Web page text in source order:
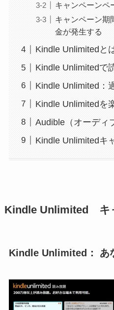
キャンペーンペ
キャンペーン期
金が発生する
Kindle Unlimitedと
Kindle Unlimitedで
Kindle Unlimited：
Kindle Unlimitedを
Audible（オーディ
Kindle Unlimitedキ
Kindle Unlimited キ
Kindle Unlimited： あ